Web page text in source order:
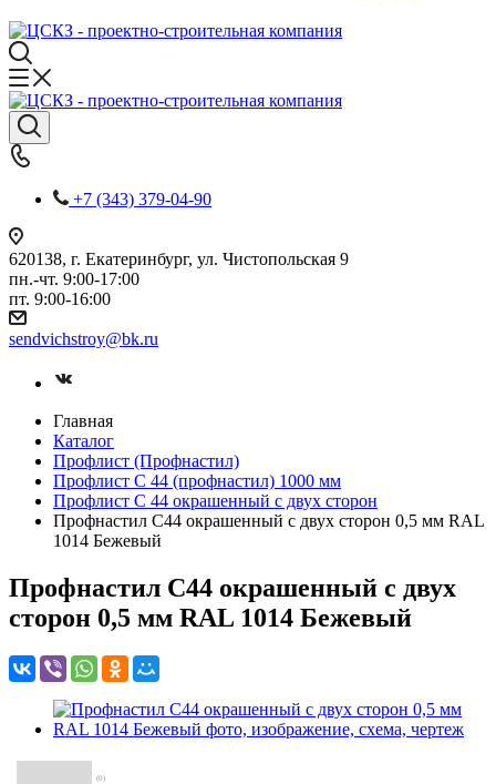
+7 (343) 379-04-90
620138, г. Екатеринбург, ул. Чистопольская 9
пн.-чт. 9:00-17:00
пт. 9:00-16:00
sendvichstroy@bk.ru
Главная
Каталог
Профлист (Профнастил)
Профлист С 44 (профнастил) 1000 мм
Профлист С 44 окрашенный с двух сторон
Профнастил С44 окрашенный с двух сторон 0,5 мм RAL
1014 Бежевый
Профнастил С44 окрашенный с двух
сторон 0,5 мм RAL 1014 Бежевый
(0)